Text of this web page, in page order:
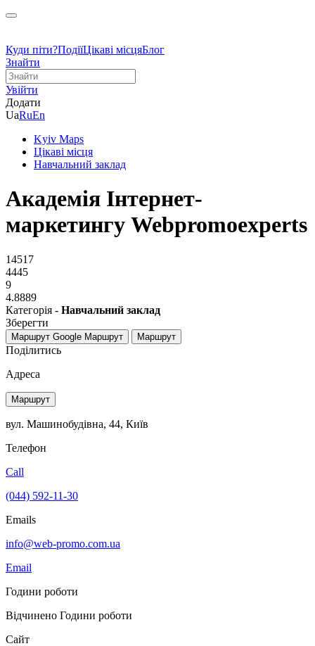
Куди піти?ПодіїЦікаві місцяБлог
Знайти
Увійти
Додати
UaRuEn
Kyiv Maps
Цікаві місця
Навчальний заклад
Академія Інтернет-
маркетингу Webpromoexperts
14517
4445
9
4.8889
Категорія - Навчальний заклад
Зберегти
Маршрут Google Маршрут Маршрут
Поділитись
Адреса
Маршрут
вул. Машинобудівна, 44, Київ
Телефон
Call
(044) 592-11-30
Emails
info@web-promo.com.ua
Email
Години роботи
Відчинено Години роботи
Сайт